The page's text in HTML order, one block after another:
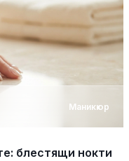
Маникюр
блестящи нокти